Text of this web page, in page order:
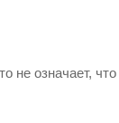
не означает,